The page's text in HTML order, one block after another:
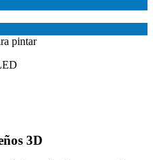
pintar
3D